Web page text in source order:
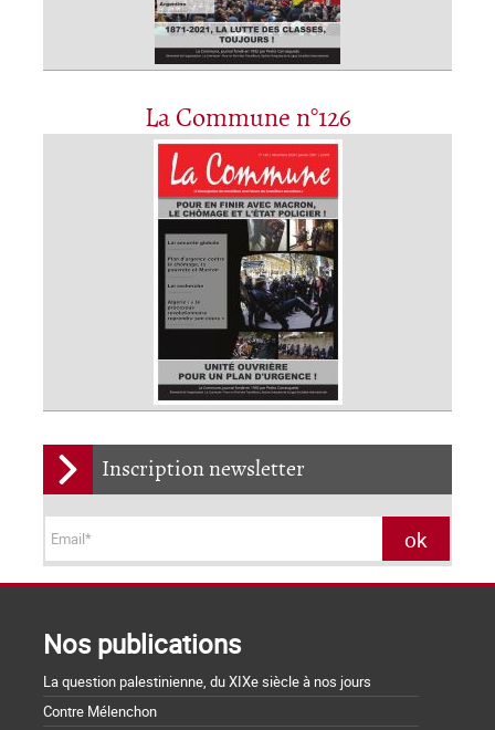
La Commune n°126
Inscription newsletter
Nos publications
La question palestinienne, du XIXe siècle à nos jours
Contre Mélenchon